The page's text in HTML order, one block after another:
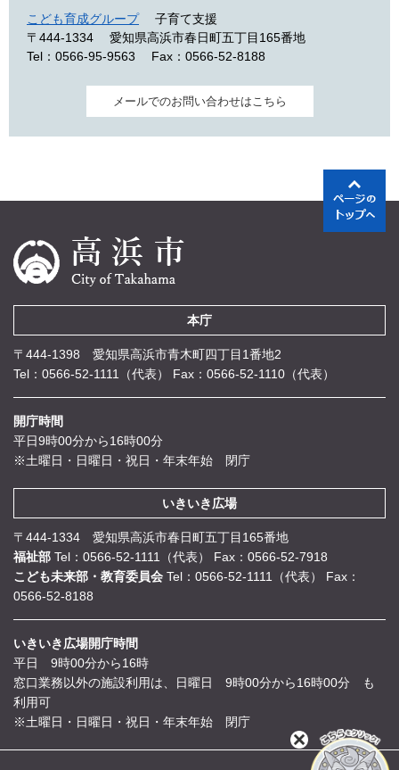
こども育成グループ
子育て支援
〒444-1334
愛知県高浜市春日町五丁目165番地
Tel：0566-95-9563
Fax：0566-52-8188
メールでのお問い合わせはこちら
本庁
〒444-1398 愛知県高浜市青木町四丁目1番地2
Tel：0566-52-1111（代表）
Fax：0566-52-1110（代表）
開庁時間
平日9時00分から16時00分
※土曜日・日曜日・祝日・年末年始 閉庁
いきいき広場
〒444-1334 愛知県高浜市春日町五丁目165番地
福祉部 Tel：0566-52-1111（代表）
Fax：0566-52-7918
こども未来部・教育委員会 Tel：0566-52-1111（代表）
Fax：
0566-52-8188
いきいき広場開庁時間
平日 9時00分から16時
窓口業務以外の施設利用は、日曜日 9時00分から16時00分 も
利用可
※土曜日・日曜日・祝日・年末年始 閉庁
閉